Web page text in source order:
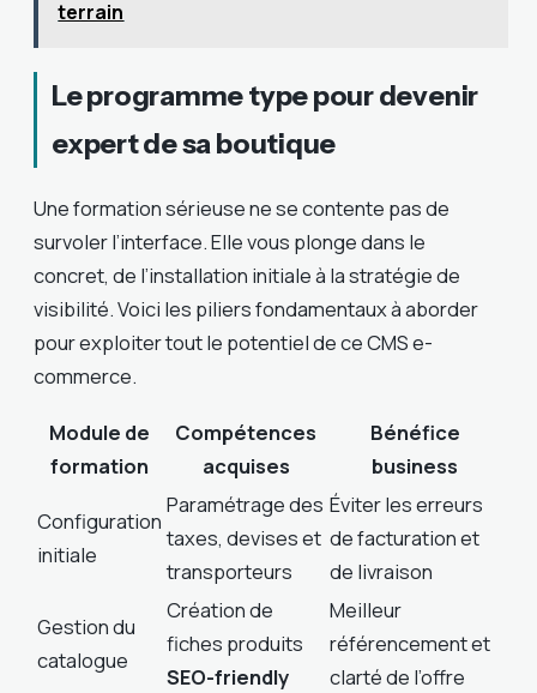
terrain
Le programme type pour devenir
expert de sa boutique
Une formation sérieuse ne se contente pas de
survoler l’interface. Elle vous plonge dans le
concret, de l’installation initiale à la stratégie de
visibilité. Voici les piliers fondamentaux à aborder
pour exploiter tout le potentiel de ce CMS e-
commerce.
Module de
formation
Compétences
acquises
Bénéfice
business
Configuration
initiale
Paramétrage des
taxes, devises et
transporteurs
Éviter les erreurs
de facturation et
de livraison
Gestion du
catalogue
Création de
fiches produits
SEO-friendly
Meilleur
référencement et
clarté de l’offre